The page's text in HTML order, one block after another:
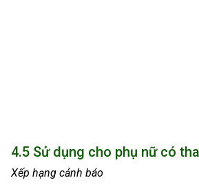
4.5 Sử dụng cho phụ nữ có
Xếp hạng cảnh báo